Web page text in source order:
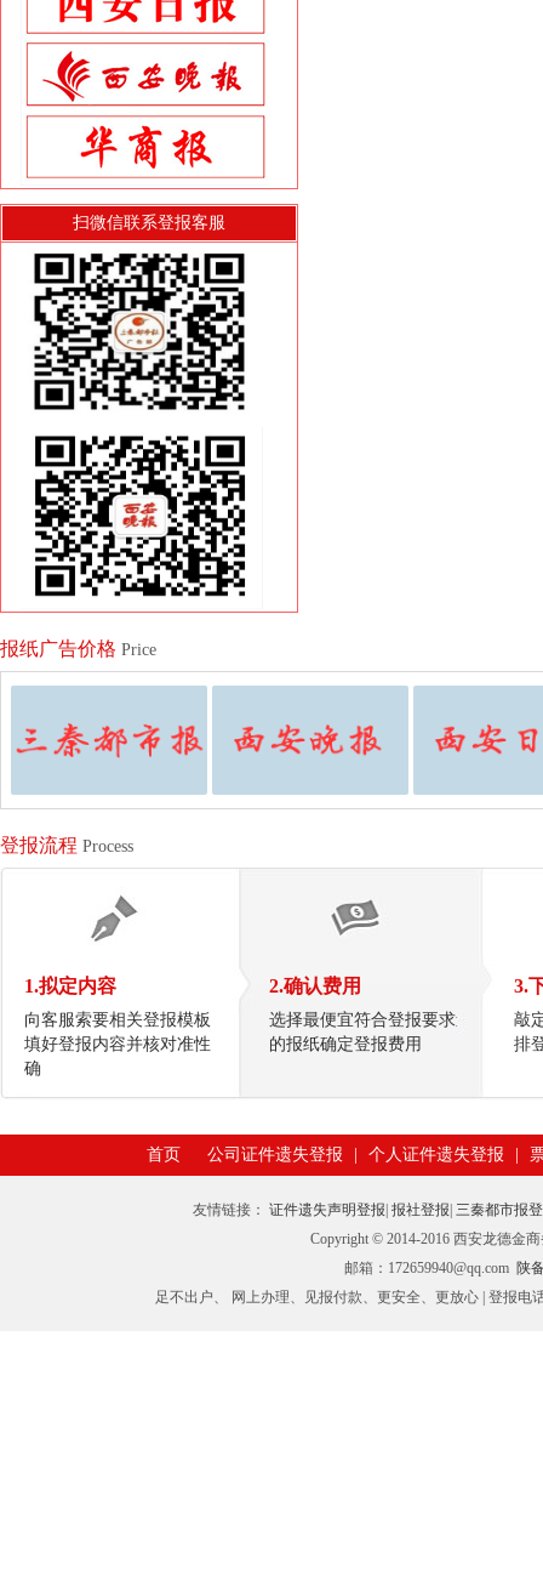
扫微信联系登报客服
报纸广告价格 Price
登报流程 Process
1.拟定内容
向客服索要相关登报模板
填好登报内容并核对准性
确
2.确认费用
选择最便宜符合登报要求
的报纸确定登报费用
3.
敲
排
首页 公司证件遗失登报 个人证件遗失登报
友情链接：证件遗失声明登报 |报社登报 |三秦都市报
Copyright © 2014-2016 西安龙德金
邮箱：172659940@qq.com 陕
足不出户、 网上办理、见报付款、更安全、更放心 | 登报电